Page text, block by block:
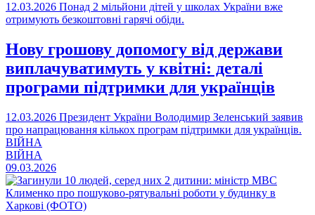
12.03.2026 Понад 2 мільйони дітей у школах України вже
отримують безкоштовні гарячі обіди.
Нову грошову допомогу від держави
виплачуватимуть у квітні: деталі
програми підтримки для українців
12.03.2026 Президент України Володимир Зеленський заявив
про напрацювання кількох програм підтримки для українців.
ВІЙНА
ВІЙНА
09.03.2026